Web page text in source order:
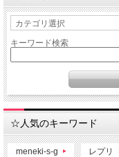
キーワード検索
☆人気のキーワード
meneki-s-g レプリ